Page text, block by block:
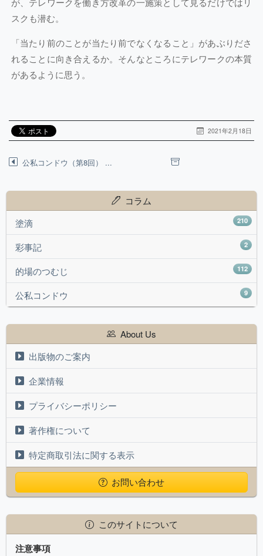
スクも潜む。
「当たり前のことが当たり前でなくなること」があぶりださ
れることに向き合えるか。そんなところにテレワークの本質
があるように思う。
2021年2月18日
公私コンドウ（第8回） ...
コラム
塗滴
210
彩事記 2
的場のつむじ 112
公私コンドウ 9
About Us
出版物のご案内
企業情報
プライバシーポリシー
著作権について
特定商取引法に関する表示
お問い合わせ
このサイトについて
注意事項